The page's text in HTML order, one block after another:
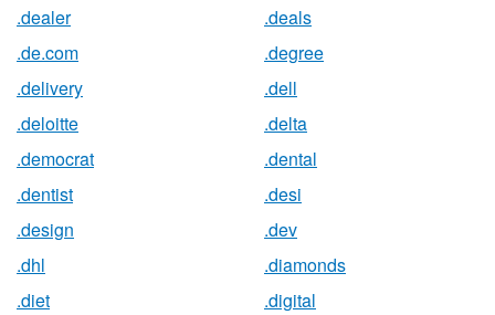
.dealer
.deals
.de.com
.degree
.delivery
.dell
.deloitte
.delta
.democrat
.dental
.dentist
.desi
.design
.dev
.dhl
.diamonds
.diet
.digital